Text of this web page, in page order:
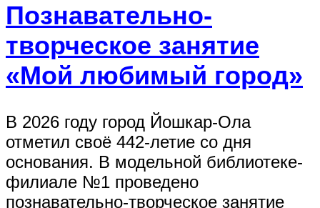
Познавательно-
творческое занятие
«Мой любимый город»
В 2026 году город Йошкар-Ола
отметил своё 442-летие со дня
основания. В модельной библиотеке-
филиале №1 проведено
познавательно-творческое занятие